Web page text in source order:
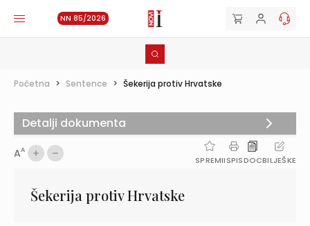
NN 85/2026
Početna > Sentence > Šekerija protiv Hrvatske
AA
SPREMIISPISDOCBILJEŠKE
Šekerija protiv Hrvatske
Detalji dokumenta